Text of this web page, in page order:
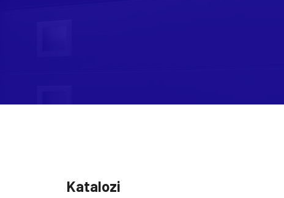
Katalozi